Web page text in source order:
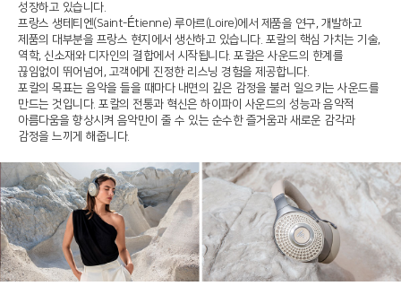
성장하고 있습니다.
프랑스 생테티엔(Saint-Étienne) 루아르(Loire)에서 제품을 연구, 개발하고
제품의 대부분을 프랑스 현지에서 생산하고 있습니다. 포칼의 핵심 가치는 기술,
역학, 신소재와 디자인의 결합에서 시작됩니다. 포칼은 사운드의 한계를
끊임없이 뛰어넘어, 고객에게 진정한 리스닝 경험을 제공합니다.
포칼의 목표는 음악을 들을 때마다 내면의 깊은 감정을 불러 일으키는 사운드를
만드는 것입니다. 포칼의 전통과 혁신은 하이파이 사운드의 성능과 음악적
아름다움을 향상시켜 음악만이 줄 수 있는 순수한 즐거움과 새로운 감각과
감정을 느끼게 해줍니다.